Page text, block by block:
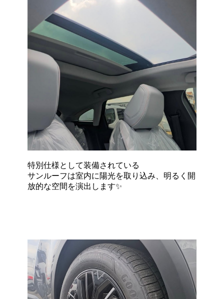
特別仕様として装備されている
サンルーフは室内に陽光を取り込み、明るく開
放的な空間を演出します✨